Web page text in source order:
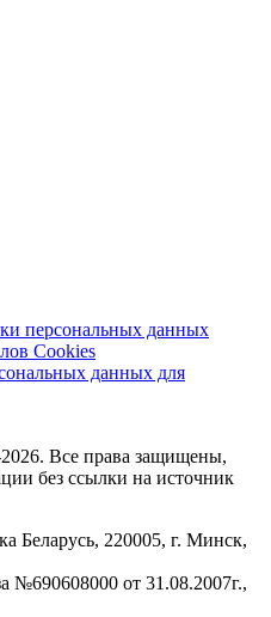
персональных данных
Cookies
данных для
Все права защищены,
без ссылки на источник
Беларусь, 220005, г. Минск,
№690608000 от 31.08.2007г.,